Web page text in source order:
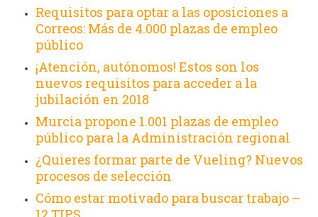
Requisitos para optar a las oposiciones a
Correos: Más de 4.000 plazas de empleo
público
¡Atención, autónomos! Estos son los
nuevos requisitos para acceder a la
jubilación en 2018
Murcia propone 1.001 plazas de empleo
público para la Administración regional
¿Quieres formar parte de Vueling? Nuevos
procesos de selección
Cómo estar motivado para buscar trabajo –